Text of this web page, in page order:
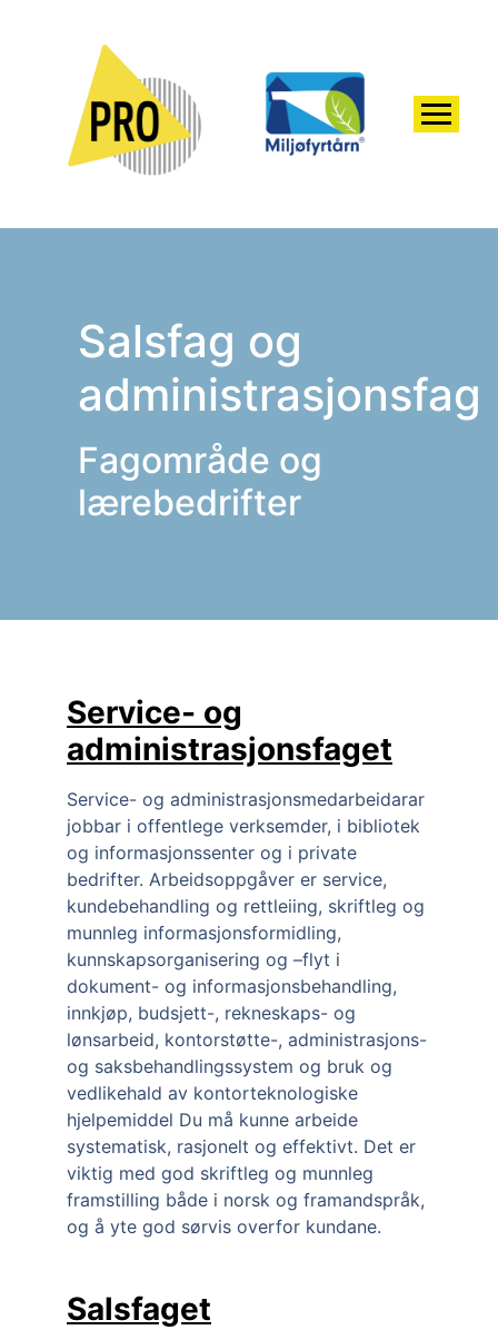
Salsfag og
administrasjonsfag
Fagområde og
lærebedrifter
Service- og
administrasjonsfaget
Service- og administrasjonsmedarbeidarar
jobbar i offentlege verksemder, i bibliotek
og informasjonssenter og i private
bedrifter. Arbeidsoppgåver er service,
kundebehandling og rettleiing, skriftleg og
munnleg informasjonsformidling,
kunnskapsorganisering og –flyt i
dokument- og informasjonsbehandling,
innkjøp, budsjett-, rekneskaps- og
lønsarbeid, kontorstøtte-, administrasjons-
og saksbehandlingssystem og bruk og
vedlikehald av kontorteknologiske
hjelpemiddel Du må kunne arbeide
systematisk, rasjonelt og effektivt. Det er
viktig med god skriftleg og munnleg
framstilling både i norsk og framandspråk,
og å yte god sørvis overfor kundane.
Salsfaget